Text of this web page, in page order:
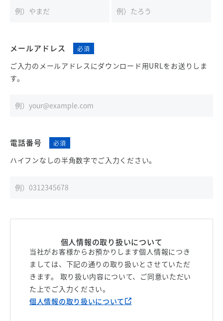
メールアドレス
ご入力のメールアドレスにダウンロード用URLをお送りしま
す。
電話番号
ハイフンなしの半角数字でご入力ください。
個人情報の取り扱いについて
当社がお客様からお預かりします個人情報につき
ましては、下記の通りの取り扱いとさせていただ
きます。 取り扱い内容について、ご同意いただい
た上でご入力ください。
個人情報の取り扱いについて